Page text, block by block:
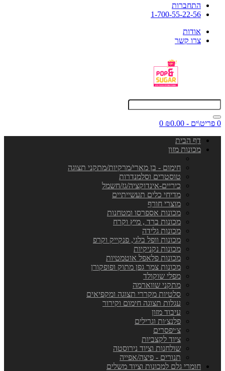
התחברות
1-700-55-22-56
אודות
צרו קשר
0 פריט\ים - ₪0.00
0
דף הבית
מכונות מזון
חימום - בן מארי/מרקיות/מתקני תצוגה
טוסטרים וסלמנדרות
כיריים-אינדוקציה/גז/חשמל
מדיחי כלים תעשייתיים
מוצרי חורף
מכונות אספרסו ומטחנות
מכונות ברד , מיץ וקרח
מכונות גלידה
מכונות וופל בלגי, פנקייק וקרפ
מכונות נקניקיות
מכונות פלאפל אוטמטיות
מכונות צמר גפן מתוק ופופקורן
מפלי שוקולד
מתקני שווארמה
סלטיות מקררי תצוגה ומקפיאים
עגלות תצוגה חימום וקירור
עיבוד מזון
פלנצ׳ות וגרילים
צ׳יפסרים
ציוד לקצביות
שולחנות וציוד נירוסטה
תנורים - פיצה/אפייה
חומרי גלם למכונות וציוד משלים